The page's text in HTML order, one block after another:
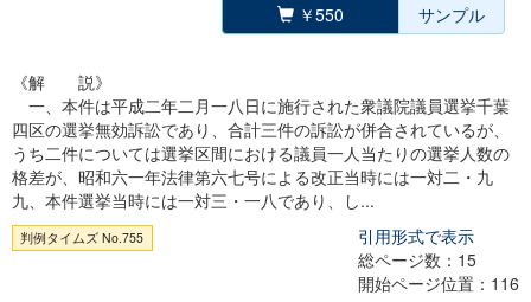
￥550 サンプル
《解 説》
一、本件は平成二年二月一八日に施行された衆議院議員選挙千葉
四区の選挙無効訴訟であり、合計三件の訴訟が併合されているが、
うち二件については選挙区間における議員一人当たりの選挙人数の
格差が、昭和六一年法律第六七号による改正当時には一対二・九
九、本件選挙当時には一対三・一八であり、し...
判例タイムズ No.755
引用形式で表示
総ページ数：15
開始ページ位置：116